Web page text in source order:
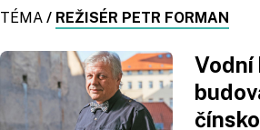
TÉMA / REŽISÉR PETR FORMAN
Vodní